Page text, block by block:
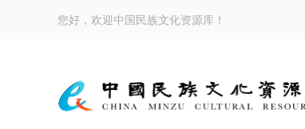
您好，欢迎中国民族文化资源库！